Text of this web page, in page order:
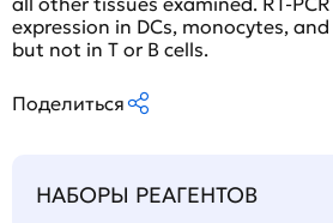
expression in DCs, monocytes,
but not in T or B cells.
Поделиться
НАБОРЫ РЕАГЕНТОВ